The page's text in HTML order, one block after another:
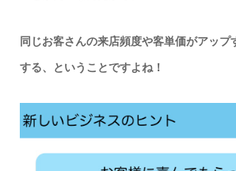
同じお客さんの来店頻度や客単価がアップ
する、ということですよね！